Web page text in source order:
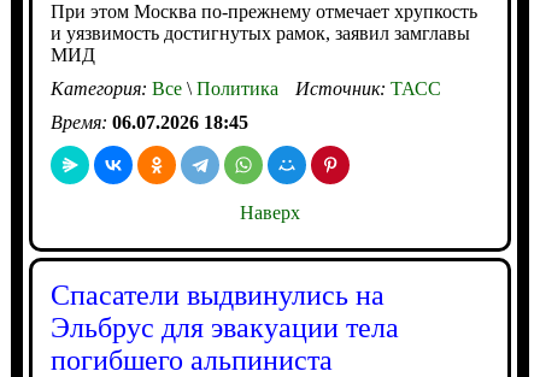
При этом Москва по-прежнему отмечает хрупкость
и уязвимость достигнутых рамок, заявил замглавы
МИД
Категория: Все\Политика Источник: ТАСС
Время: 06.07.2026 18:45
Наверх
Спасатели выдвинулись на
Эльбрус для эвакуации тела
погибшего альпиниста